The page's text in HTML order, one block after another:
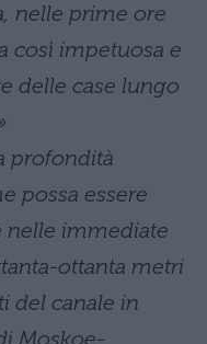
nelle prime ore
così impetuosa e
delle case lungo
possa essere
nelle immediate
ottanta metri
del canale in
Moskoe-